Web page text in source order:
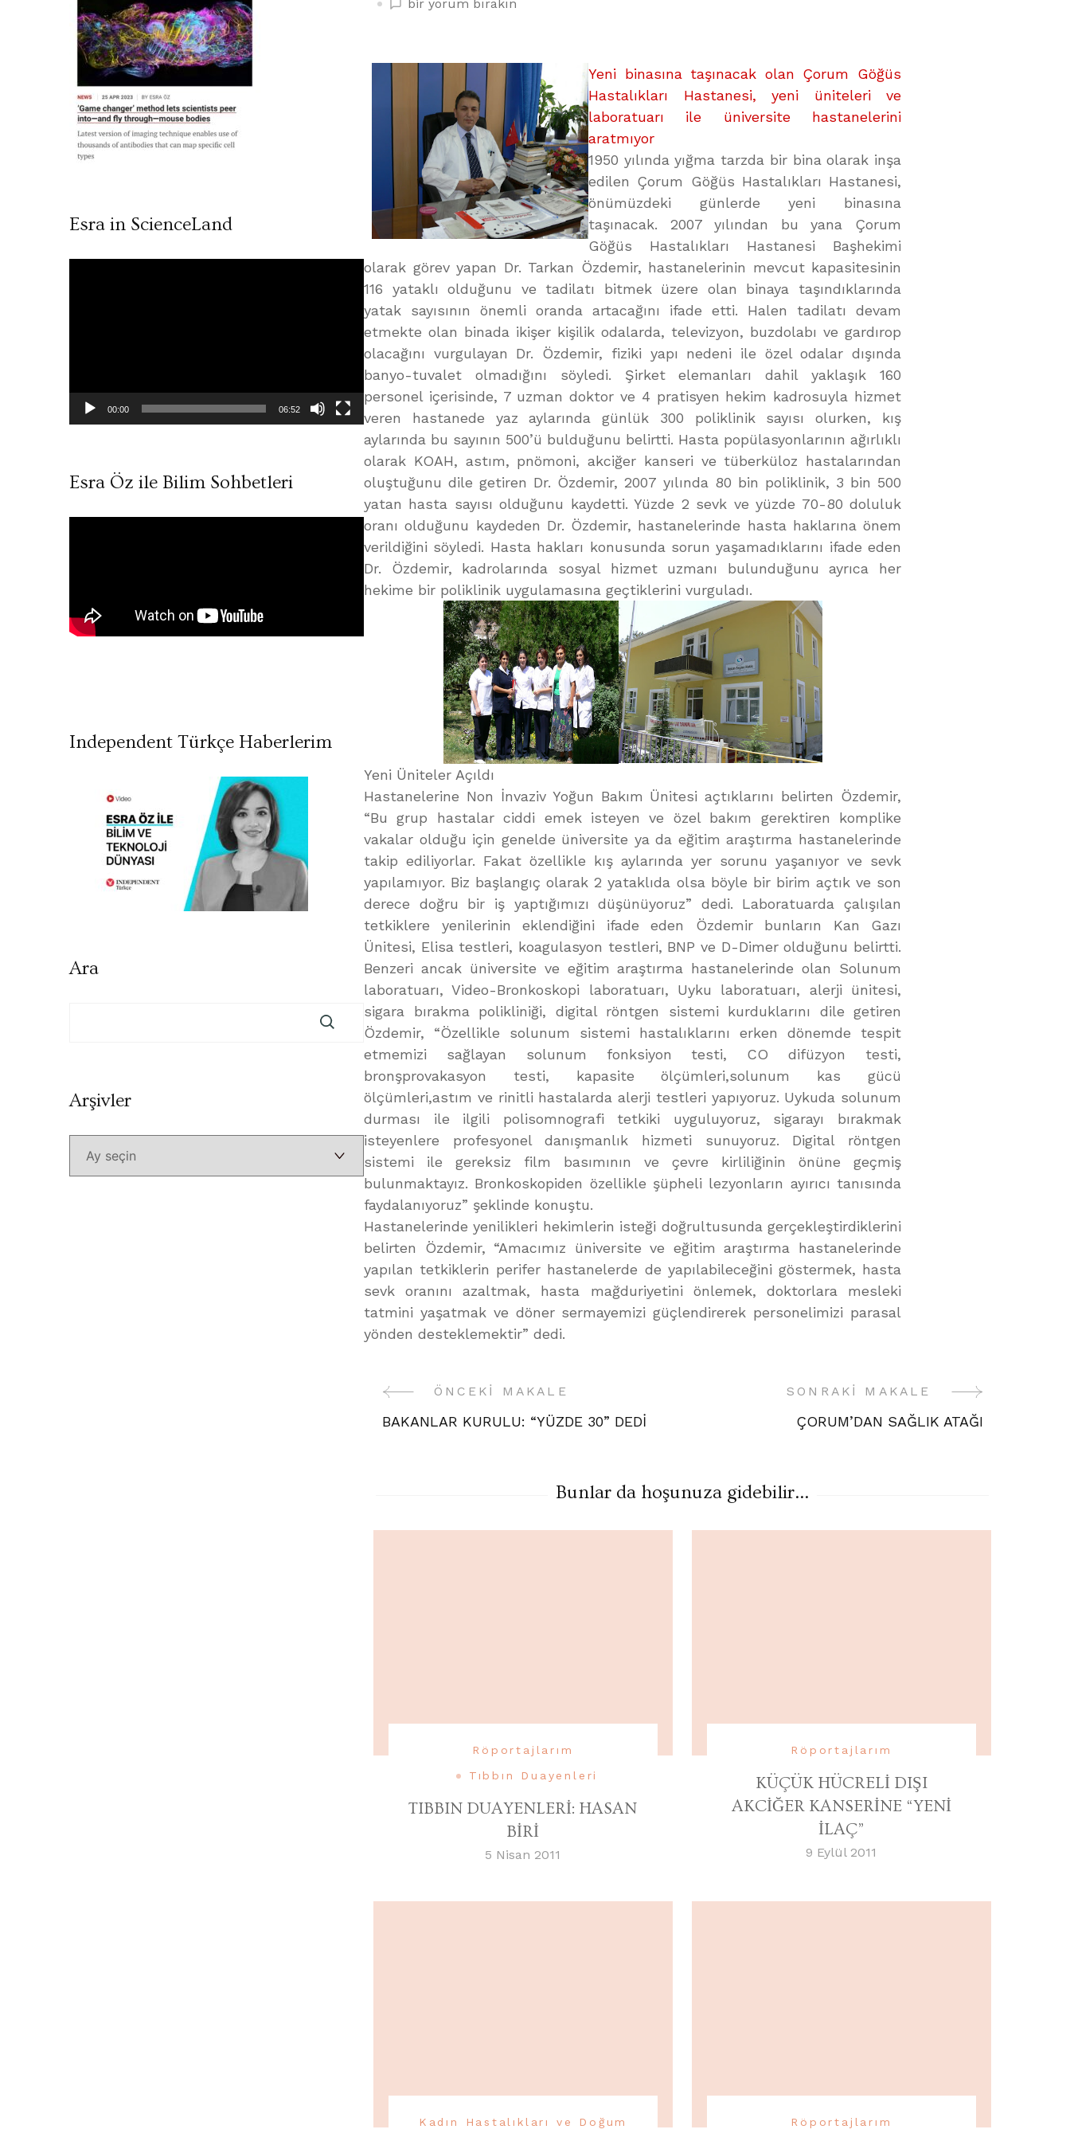
üzerine
bir yorum bırakın
Yeni binasına taşınacak olan Çorum Göğüs
Hastalıkları Hastanesi, yeni üniteleri ve
laboratuarı ile üniversite hastanelerini
aratmıyor
1950 yılında yığma tarzda bir bina olarak inşa
edilen Çorum Göğüs Hastalıkları Hastanesi,
önümüzdeki günlerde yeni binasına
taşınacak. 2007 yılından bu yana Çorum
Göğüs Hastalıkları Hastanesi Başhekimi
olarak görev yapan Dr. Tarkan Özdemir, hastanelerinin mevcut kapasitesinin
116 yataklı olduğunu ve tadilatı bitmek üzere olan binaya taşındıklarında
yatak sayısının önemli oranda artacağını ifade etti. Halen tadilatı devam
etmekte olan binada ikişer kişilik odalarda, televizyon, buzdolabı ve gardırop
olacağını vurgulayan Dr. Özdemir, fiziki yapı nedeni ile özel odalar dışında
banyo-tuvalet olmadığını söyledi. Şirket elemanları dahil yaklaşık 160
personel içerisinde, 7 uzman doktor ve 4 pratisyen hekim kadrosuyla hizmet
veren hastanede yaz aylarında günlük 300 poliklinik sayısı olurken, kış
aylarında bu sayının 500’ü bulduğunu belirtti. Hasta popülasyonlarının ağırlıklı
olarak KOAH, astım, pnömoni, akciğer kanseri ve tüberküloz hastalarından
oluştuğunu dile getiren Dr. Özdemir, 2007 yılında 80 bin poliklinik, 3 bin 500
yatan hasta sayısı olduğunu kaydetti. Yüzde 2 sevk ve yüzde 70-80 doluluk
oranı olduğunu kaydeden Dr. Özdemir, hastanelerinde hasta haklarına önem
verildiğini söyledi. Hasta hakları konusunda sorun yaşamadıklarını ifade eden
Dr. Özdemir, kadrolarında sosyal hizmet uzmanı bulunduğunu ayrıca her
hekime bir poliklinik uygulamasına geçtiklerini vurguladı.
Yeni Üniteler Açıldı
Hastanelerine Non İnvaziv Yoğun Bakım Ünitesi açtıklarını belirten Özdemir,
“Bu grup hastalar ciddi emek isteyen ve özel bakım gerektiren komplike
vakalar olduğu için genelde üniversite ya da eğitim araştırma hastanelerinde
takip ediliyorlar. Fakat özellikle kış aylarında yer sorunu yaşanıyor ve sevk
yapılamıyor. Biz başlangıç olarak 2 yataklıda olsa böyle bir birim açtık ve son
derece doğru bir iş yaptığımızı düşünüyoruz” dedi. Laboratuarda çalışılan
tetkiklere yenilerinin eklendiğini ifade eden Özdemir bunların Kan Gazı
Ünitesi, Elisa testleri, koagulasyon testleri, BNP ve D-Dimer olduğunu belirtti.
Benzeri ancak üniversite ve eğitim araştırma hastanelerinde olan Solunum
laboratuarı, Video-Bronkoskopi laboratuarı, Uyku laboratuarı, alerji ünitesi,
sigara bırakma polikliniği, digital röntgen sistemi kurduklarını dile getiren
Özdemir, “Özellikle solunum sistemi hastalıklarını erken dönemde tespit
etmemizi sağlayan solunum fonksiyon testi, CO difüzyon testi,
bronşprovakasyon testi, kapasite ölçümleri,solunum kas gücü
ölçümleri,astım ve rinitli hastalarda alerji testleri yapıyoruz. Uykuda solunum
durması ile ilgili polisomnografi tetkiki uyguluyoruz, sigarayı bırakmak
isteyenlere profesyonel danışmanlık hizmeti sunuyoruz. Digital röntgen
sistemi ile gereksiz film basımının ve çevre kirliliğinin önüne geçmiş
bulunmaktayız. Bronkoskopiden özellikle şüpheli lezyonların ayırıcı tanısında
faydalanıyoruz” şeklinde konuştu.
Hastanelerinde yenilikleri hekimlerin isteği doğrultusunda gerçekleştirdiklerini
belirten Özdemir, “Amacımız üniversite ve eğitim araştırma hastanelerinde
yapılan tetkiklerin perifer hastanelerde de yapılabileceğini göstermek, hasta
sevk oranını azaltmak, hasta mağduriyetini önlemek, doktorlara mesleki
tatmini yaşatmak ve döner sermayemizi güçlendirerek personelimizi parasal
yönden desteklemektir” dedi.
YazıÖNCEKI MAKALE
BAKANLAR KURULU: “YÜZDE 30” DEDİ
SONRAKI MAKALE
ÇORUM’DAN SAĞLIK ATAĞI
Bunlar da hoşunuza gidebilir...
Röportajlarım
Tıbbın Duayenleri
TIBBIN DUAYENLERİ: HASAN
BİRİ
5 Nisan 2011
Röportajlarım
KÜÇÜK HÜCRELİ DIŞI
AKCİĞER KANSERİNE “YENİ
İLAÇ”
9 Eylül 2011
Kadın Hastalıkları ve Doğum
Röportajlarım
Esra in ScienceLand
00:00 06:52
Esra Öz ile Bilim Sohbetleri
Independent Türkçe Haberlerim
Ara
ArşivlerArşivler